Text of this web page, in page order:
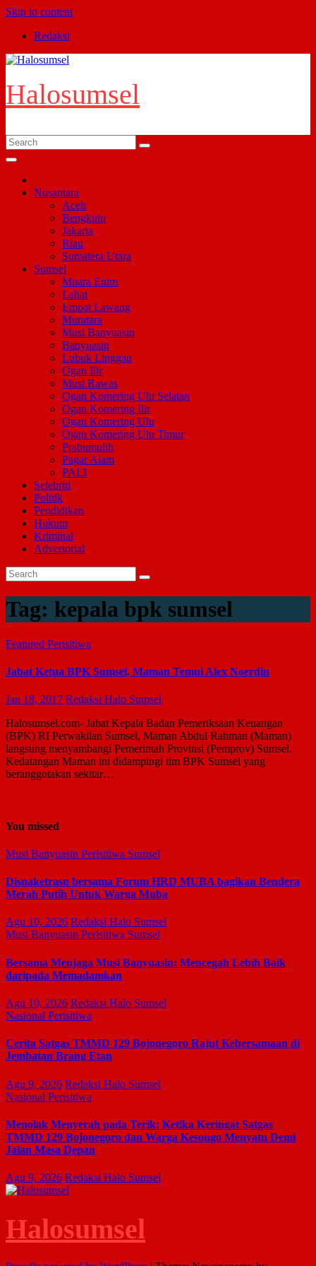
Skip to content
Redaksi
Halosumsel
Nusantara
Aceh
Bengkulu
Jakarta
Riau
Sumatera Utara
Sumsel
Muara Enim
Lahat
Empat Lawang
Muratara
Musi Banyuasin
Banyuasin
Lubuk Linggau
Ogan Ilir
Musi Rawas
Ogan Komering Ulu Selatan
Ogan Komering Ilir
Ogan Komering Ulu
Ogan Komering Ulu Timur
Prabumulih
Pagar Alam
PALI
Selebriti
Politik
Pendidikan
Hukum
Kriminal
Advertorial
Tag: kepala bpk sumsel
Featured Perisitiwa
Jabat Ketua BPK Sumsel, Maman Temui Alex Noerdin
Jan 18, 2017 Redaksi Halo Sumsel
Halosumsel.com- Jabat Kepala Badan Pemeriksaan Keuangan
(BPK) RI Perwakilan Sumsel, Maman Abdul Rahman (Maman)
langsung menyambangi Pemerintah Provinsi (Pemprov) Sumsel.
Kedatangan Maman ini didampingi tim BPK Sumsel yang
beranggotakan sekitar…
You missed
Musi Banyuasin Perisitiwa Sumsel
Disnaketrasn bersama Forum HRD MUBA bagikan Bendera
Merah Putih Untuk Warga Muba
Agu 10, 2026 Redaksi Halo Sumsel
Musi Banyuasin Perisitiwa Sumsel
Bersama Menjaga Musi Banyuasin: Mencegah Lebih Baik
daripada Memadamkan
Agu 10, 2026 Redaksi Halo Sumsel
Nasional Perisitiwa
Cerita Satgas TMMD 129 Bojonegoro Rajut Kebersamaan di
Jembatan Brang Etan
Agu 9, 2026 Redaksi Halo Sumsel
Nasional Perisitiwa
Menolak Menyerah pada Terik: Ketika Keringat Satgas
TMMD 129 Bojonegoro dan Warga Kesongo Menyatu Demi
Jalan Masa Depan
Agu 9, 2026 Redaksi Halo Sumsel
Halosumsel